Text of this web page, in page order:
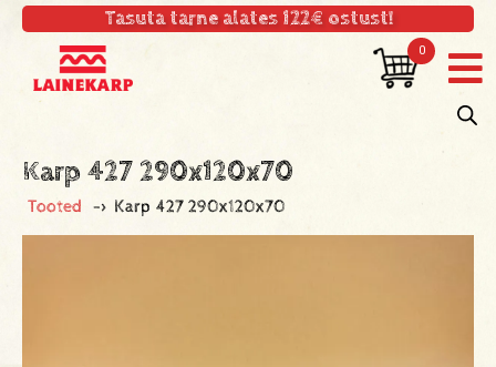
Tasuta tarne alates 122€ ostust!
0
Karp 427 290x120x70
Tooted -> Karp 427 290x120x70